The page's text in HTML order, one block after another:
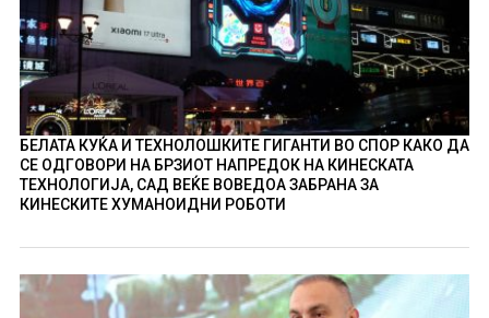
БЕЛАТА КУЌА И ТЕХНОЛОШКИТЕ ГИГАНТИ ВО СПОР КАКО ДА
СЕ ОДГОВОРИ НА БРЗИОТ НАПРЕДОК НА КИНЕСКАТА
ТЕХНОЛОГИЈА, САД ВЕЌЕ ВОВЕДОА ЗАБРАНА ЗА
КИНЕСКИТЕ ХУМАНОИДНИ РОБОТИ